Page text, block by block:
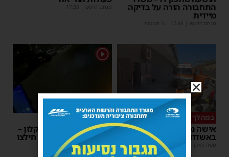
התחבורה הורה על בדיקה
מיידית
מנחם דויטש 17:44
מנחם דויטש 17:35
במהלך העבודה
אישה נפלה מסולם במחסן
באשדוד
משה קאהן
1
צפו
תינוק ננעל ברכב באשקלון –
המתנדבים האשדודים חילצו
אותו בשלום
משה קאהן |
11:53